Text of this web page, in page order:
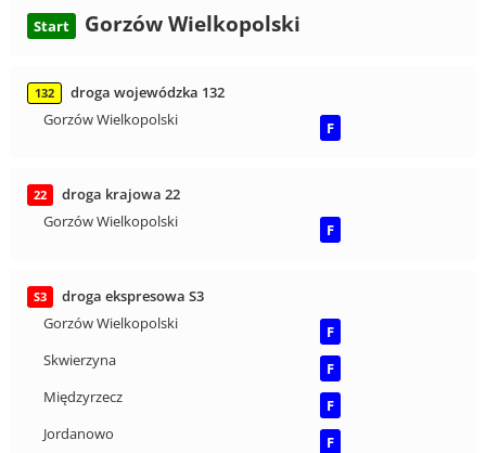
Start Gorzów Wielkopolski
132
droga wojewódzka 132
Gorzów Wielkopolski
F
22
droga krajowa 22
Gorzów Wielkopolski
F
S3
droga ekspresowa S3
Gorzów Wielkopolski
F
Skwierzyna
F
Międzyrzecz
F
Jordanowo
F